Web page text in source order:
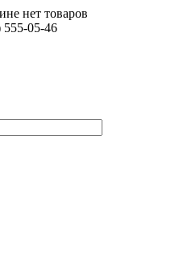
нет товаров
555-05-46